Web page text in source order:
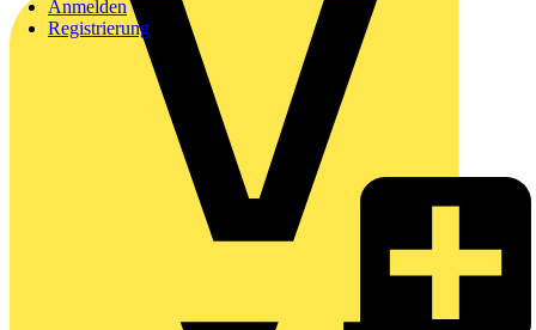
Anmelden
Registrierung